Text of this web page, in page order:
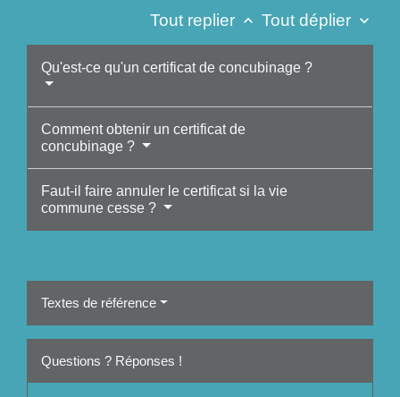
Tout replier keyboard_arrow_up Tout déplier keyboard_arrow_down
Qu'est-ce qu'un certificat de concubinage ?
Comment obtenir un certificat de
concubinage ?
Faut-il faire annuler le certificat si la vie
commune cesse ?
Textes de référence
Questions ? Réponses !